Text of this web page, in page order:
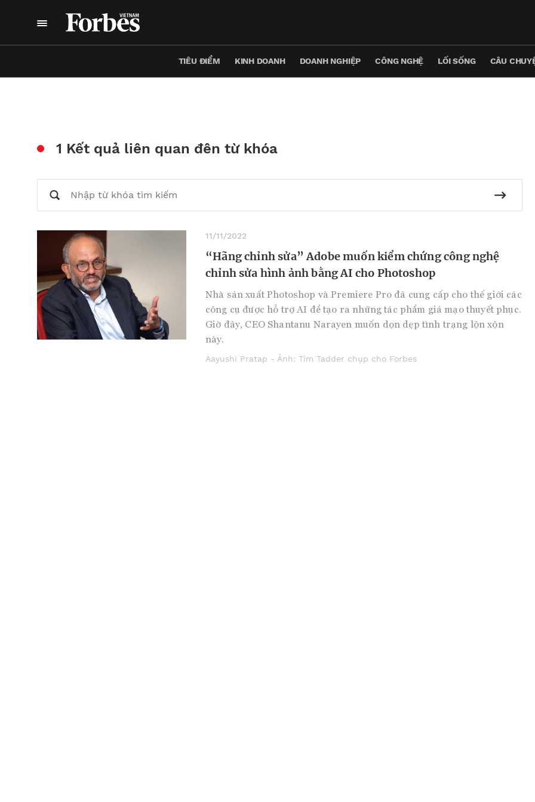
TIÊU ĐIỂM KINH DOANH DOANH NGHIỆP CÔNG NGHỆ LỐI SỐNG CÂU
1 Kết quả liên quan đên từ khóa
11/11/2022
“Hãng chỉnh sửa” Adobe muốn kiểm chứng công nghệ
chỉnh sửa hình ảnh bằng AI cho Photoshop
Nhà sản xuất Photoshop và Premiere Pro đã cung cấp cho thế giới các
công cụ được hỗ trợ AI để tạo ra những tác phẩm giả mạo thuyết phục.
Giờ đây, CEO Shantanu Narayen muốn dọn dẹp tình trạng lộn xộn
này.
Aayushi Pratap - Ảnh: Tim Tadder chụp cho Forbes